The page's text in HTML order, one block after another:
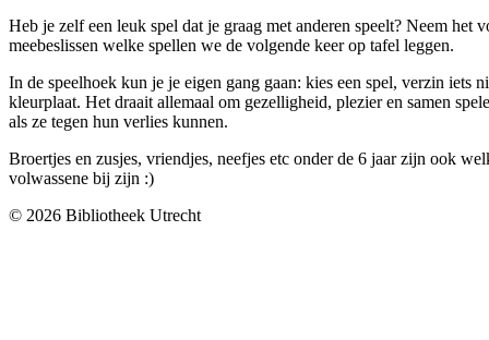
Heb je zelf een leuk spel dat je graag met anderen speelt? Neem het
meebeslissen welke spellen we de volgende keer op tafel leggen.
In de speelhoek kun je je eigen gang gaan: kies een spel, verzin iets
kleurplaat. Het draait allemaal om gezelligheid, plezier en samen
als ze tegen hun verlies kunnen.
Broertjes en zusjes, vriendjes, neefjes etc onder de 6 jaar zijn ook
volwassene bij zijn :)
© 2026 Bibliotheek Utrecht